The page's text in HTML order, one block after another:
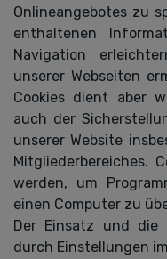
Onlineangebotes zu
enthaltenen
Navigation
unserer Webseiten
Cookies dient aber
auch der
unserer Website
Mitgliederbereiches.
werden, um
einen Computer zu
Der Einsatz und die
durch Einstellungen